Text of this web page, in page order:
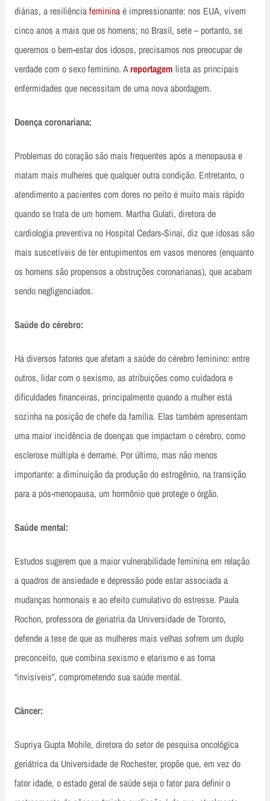
diárias, a resiliênciafemininaé impressionante: nos EUA, vivem
cinco anos a mais que os homens; no Brasil, sete – portanto, se
queremos o bem-estar dos idosos, precisamos nos preocupar de
verdade com o sexo feminino. Areportagem lista as principais
enfermidades que necessitam de uma nova abordagem.
Doença coronariana:
Problemas do coração são mais frequentes após a menopausa e
matam mais mulheres que qualquer outra condição. Entretanto, o
atendimento a pacientes com dores no peito é muito mais rápido
quando se trata de um homem. Martha Gulati, diretora de
cardiologia preventiva no Hospital Cedars-Sinai, diz que idosas são
mais suscetíveis de ter entupimentos em vasos menores (enquanto
os homens são propensos a obstruções coronarianas), que acabam
sendo negligenciados.
Saúde do cérebro:
Há diversos fatores que afetam a saúde do cérebro feminino: entre
outros, lidar com o sexismo, as atribuições como cuidadora e
dificuldades financeiras, principalmente quando a mulher está
sozinha na posição de chefe da família. Elas também apresentam
uma maior incidência de doenças que impactam o cérebro, como
esclerose múltipla e derrame. Por último, mas não menos
importante: a diminuição da produção do estrogênio, na transição
para a pós-menopausa, um hormônio que protege o órgão.
Saúde mental:
Estudos sugerem que a maior vulnerabilidade feminina em relação
a quadros de ansiedade e depressão pode estar associada a
mudanças hormonais e ao efeito cumulativo do estresse. Paula
Rochon, professora de geriatria da Universidade de Toronto,
defende a tese de que as mulheres mais velhas sofrem um duplo
preconceito, que combina sexismo e etarismo e as torna
“invisíveis”, comprometendo sua saúde mental.
Câncer:
Supriya Gupta Mohile, diretora do setor de pesquisa oncológica
geriátrica da Universidade de Rochester, propõe que, em vez do
fator idade, o estado geral de saúde seja o fator para definir o